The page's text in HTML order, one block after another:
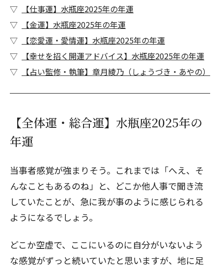
【仕事運】水瓶座2025年の年運
【金運】水瓶座2025年の年運
【恋愛運・愛情運】水瓶座2025年の年運
【幸せを招く開運アドバイス】水瓶座2025年の年運
【占い監修・執筆】章月綾乃（しょうづき・あやの）
【全体運・総合運】水瓶座2025年の
年運
当事者感覚が強まりそう。これまでは「へえ、そ
んなこともあるのね」と、どこか他人事で聞き流
していたことが、急に我が事のように感じられる
ようになるでしょう。
どこか空虚で、ここにいるのに自分がいないよう
な感覚がずっと続いていたと思いますが、地に足